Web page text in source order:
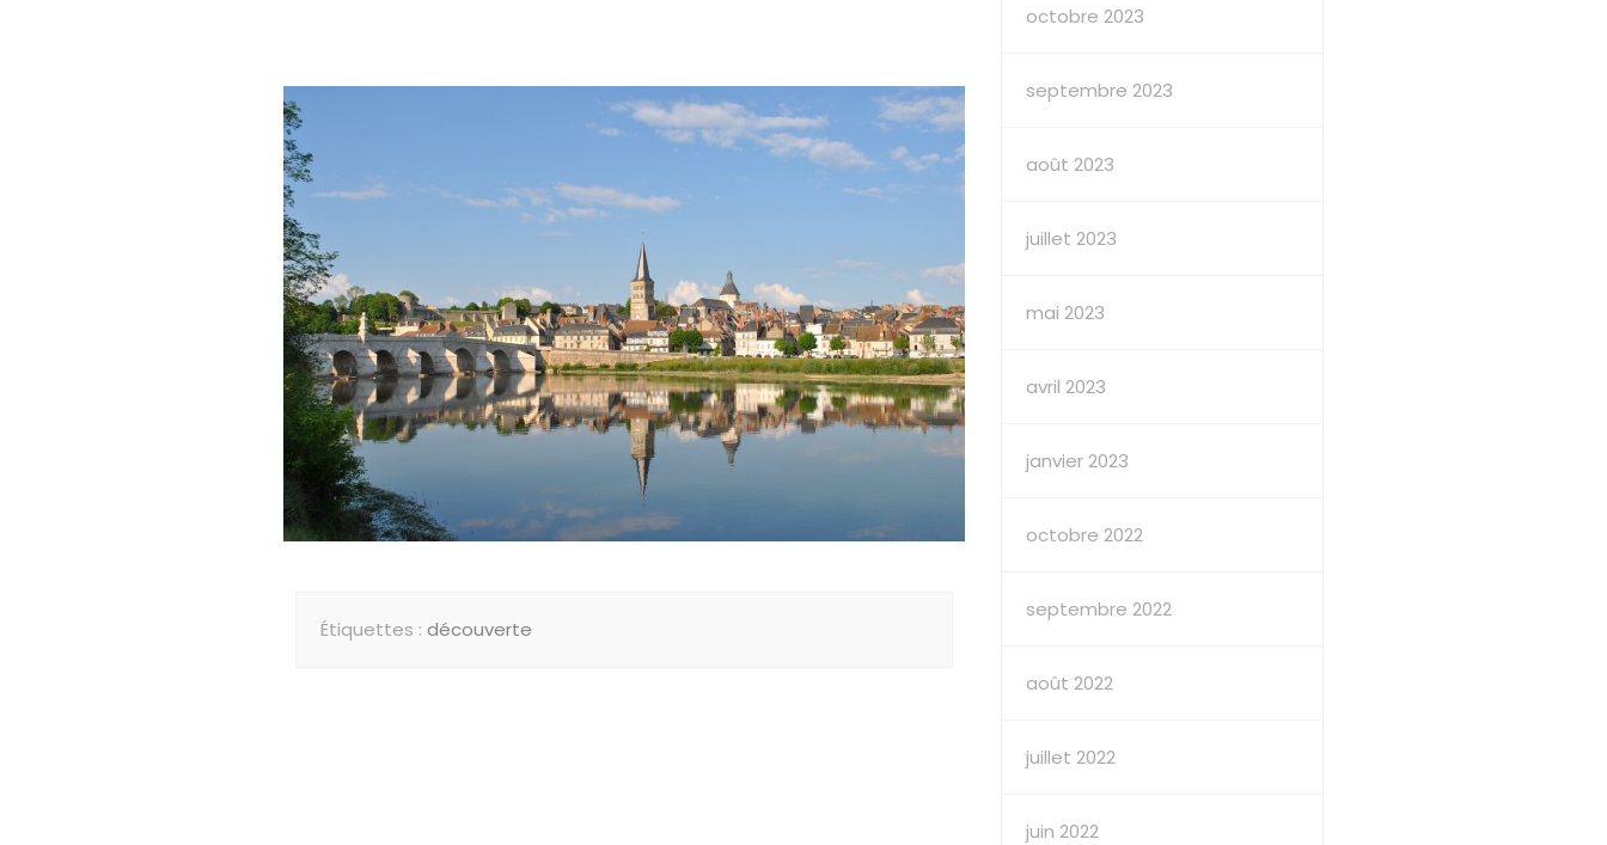
Étiquettes : découverte
octobre 2023
septembre 2023
août 2023
juillet 2023
mai 2023
avril 2023
janvier 2023
octobre 2022
septembre 2022
août 2022
juillet 2022
juin 2022